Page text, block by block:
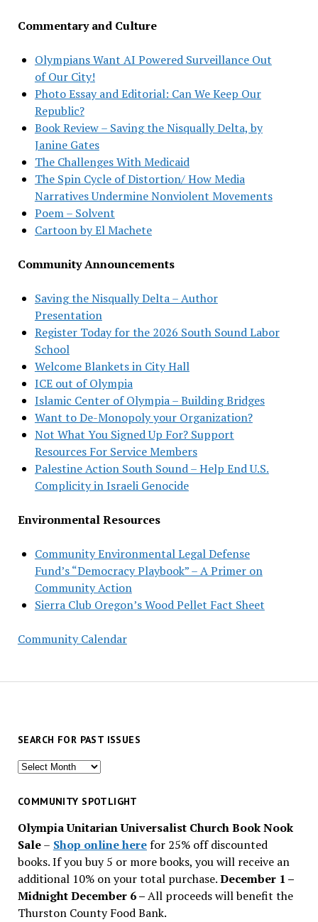
Commentary and Culture
Olympians Want AI Powered Surveillance Out
of Our City!
Photo Essay and Editorial: Can We Keep Our
Republic?
Book Review – Saving the Nisqually Delta, by
Janine Gates
The Challenges With Medicaid
The Spin Cycle of Distortion/ How Media
Narratives Undermine Nonviolent Movements
Poem – Solvent
Cartoon by El Machete
Community Announcements
Saving the Nisqually Delta – Author
Presentation
Register Today for the 2026 South Sound Labor
School
Welcome Blankets in City Hall
ICE out of Olympia
Islamic Center of Olympia – Building Bridges
Want to De-Monopoly your Organization?
Not What You Signed Up For? Support
Resources For Service Members
Palestine Action South Sound – Help End U.S.
Complicity in Israeli Genocide
Environmental Resources
Community Environmental Legal Defense
Fund’s “Democracy Playbook” – A Primer on
Community Action
Sierra Club Oregon’s Wood Pellet Fact Sheet
Community Calendar
SEARCH FOR PAST ISSUES
Search
past
COMMUNITY SPOTLIGHT
Olympia Unitarian Universalist Church Book Nook
Sale– Shop online herefor 25% off discounted
books. If you buy 5 or more books, you will receive an
additional 10% on your total purchase.December 1 –
Midnight December 6 –All proceeds will benefit the
Thurston County Food Bank.